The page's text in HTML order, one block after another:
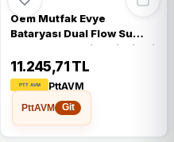
Oem Mutfak Evye
Bataryası Dual Flow Su
Arıtma Çıkışlı Bide Fiskiyeli
Yeni Tasarım Antik 7 Yıl
Garantili
11.245,71 TL
PttAVM
PttAVM
Git